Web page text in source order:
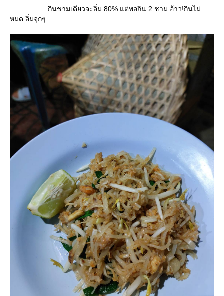
กินชามเดียวจะอิ่ม 80% แต่พอกิน 2 ชาม อ้าว!กินไม่
หมด อิ่มจุกๆ